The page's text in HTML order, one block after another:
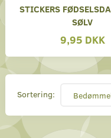
STICKERS
SØLV
9,95 DKK
Sortering: